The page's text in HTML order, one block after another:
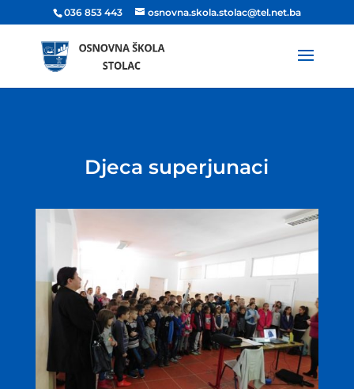
036 853 443 osnovna.skola.stolac@tel.net.ba
Djeca superjunaci